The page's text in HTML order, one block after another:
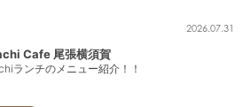
2026.07.31
Cafe 尾張横須賀
ランチのメニュー紹介！！